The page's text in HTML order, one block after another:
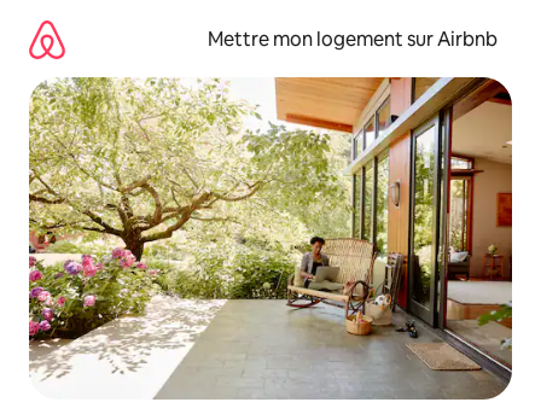
directement
contenu
Mettre mon logement sur Airbnb